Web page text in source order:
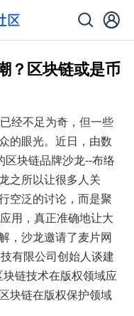
？区块链或是币
经不足为奇，但一些
的眼光。近日，由数
块链品牌沙龙--布络
之所以让很多人关
空泛的讨论，而是聚
用，真正准确地让大
，沙龙邀请了麦片网
有限公司创始人谈建
链技术在版权领域应
块链在版权保护领域